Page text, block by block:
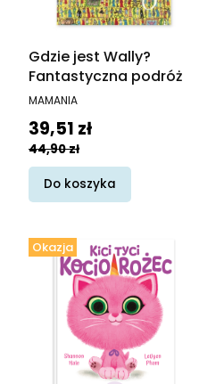
Gdzie jest Wally?
Fantastyczna podróż
PRODUCENT
MAMANIA
Cena promocyjna
39,51 zł
44,90 zł
Do koszyka
Okazja